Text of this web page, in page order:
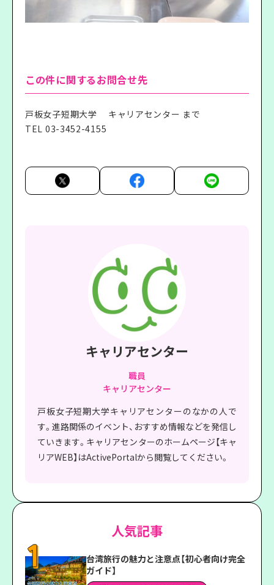
この件に関するお問合せ先
戸板女子短期大学 キャリアセンター まで
TEL 03-3452-4155
キャリアセンター
職員
キャリアセンター
戸板女子短期大学キャリアセンターのなかの人で
す。進路関係のイベント、おすすめ情報などを発信し
ていきます。キャリアセンターのホームページ【キャ
リアWEB】はActivePortalから閲覧してください。
人気記事
台湾旅行の魅力と注意点【初心者向け完全
ガイド】